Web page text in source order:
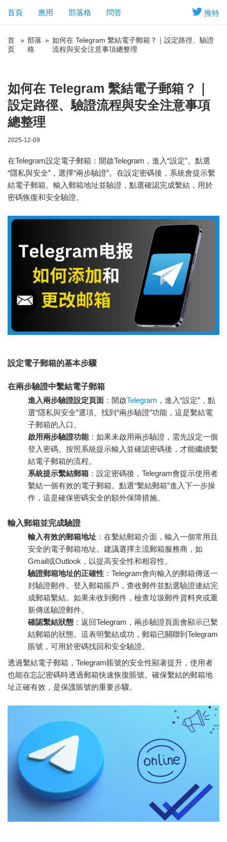
推特
首頁 應用 部落格 問答
首
页
» 部落
格
» 如何在 Telegram 繫結電子郵箱？｜設定路徑、驗證
流程與安全注意事項總整理
如何在 Telegram 繫結電子郵箱？｜
設定路徑、驗證流程與安全注意事項
總整理
2025-12-09
在Telegram設定電子郵箱：開啟Telegram，進入“設定”。點選
“隱私與安全”，選擇“兩步驗證”。在設定密碼後，系統會提示繫
結電子郵箱。輸入郵箱地址並驗證，點選確認完成繫結，用於
密碼恢復和安全驗證。
設定電子郵箱的基本步驟
在兩步驗證中繫結電子郵箱
進入兩步驗證設定頁面 ：開啟Telegram ，進入“設定”，點
選“隱私與安全”選項。找到“兩步驗證”功能，這是繫結電
子郵箱的入口。
啟用兩步驗證功能：如果未啟用兩步驗證，需先設定一個
登入密碼。按照系統提示輸入並確認密碼後，才能繼續繫
結電子郵箱的流程。
系統提示繫結郵箱 ：設定密碼後，Telegram會提示使用者
繫結一個有效的電子郵箱。點選“繫結郵箱”進入下一步操
作，這是確保密碼安全的額外保障措施。
輸入郵箱並完成驗證
輸入有效的郵箱地址 ：在繫結郵箱介面，輸入一個常用且
安全的電子郵箱地址。建議選擇主流郵箱服務商，如
Gmail或Outlook，以提高安全性和相容性。
驗證郵箱地址的正確性 ：Telegram會向輸入的郵箱傳送一
封驗證郵件。登入郵箱賬戶，查收郵件並點選驗證連結完
成郵箱繫結。如果未收到郵件，檢查垃圾郵件資料夾或重
新傳送驗證郵件。
確認繫結狀態 ：返回Telegram，兩步驗證頁面會顯示已繫
結郵箱的狀態。這表明繫結成功，郵箱已關聯到Telegram
賬號，可用於密碼找回和安全驗證。
透過繫結電子郵箱，Telegram賬號的安全性顯著提升，使用者
也能在忘記密碼時透過郵箱快速恢復賬號。確保繫結的郵箱地
址正確有效，是保護賬號的重要步驟。